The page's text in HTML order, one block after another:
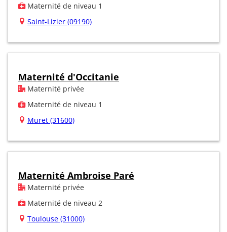
Maternité de niveau 1
Saint-Lizier (09190)
Maternité d'Occitanie
Maternité privée
Maternité de niveau 1
Muret (31600)
Maternité Ambroise Paré
Maternité privée
Maternité de niveau 2
Toulouse (31000)